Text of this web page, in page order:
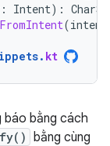
: Intent):
(intent
. kt
báo bằng cách
bằng cùng